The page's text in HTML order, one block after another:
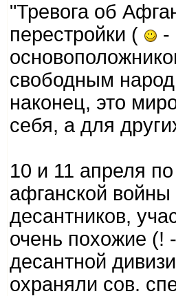
"Тревога об
перестройки (
-
свободным
наконец, это
себя, а для
10 и 11 апреля
афганской войны
десантников,
очень похожие (!
десантной
охраняли сов.